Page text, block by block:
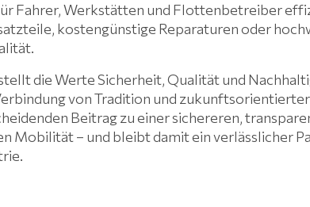
Fahrer, Werkstätten und Flottenbetreiber
kostengünstige Reparaturen oder
die Werte Sicherheit, Qualität und
von Tradition und
Beitrag zu einer sichereren,
Mobilität – und bleibt damit ein verlässlicher